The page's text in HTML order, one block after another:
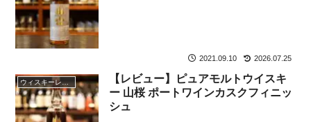
2021.09.10 2026.07.25
ウィスキーレビュー
【レビュー】ピュアモルトウイスキ
ー 山桜 ポートワインカスクフィニッ
シュ